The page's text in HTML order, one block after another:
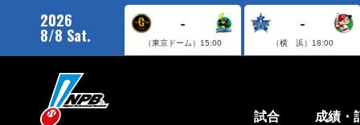
2026
8/8 Sat.
-
（東京ドーム） 15:00
-
（横 浜） 18:00
試合 成績・